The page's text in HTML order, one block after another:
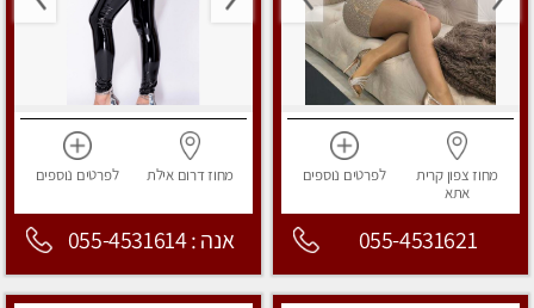
מחוז צפוןקרית
אתא
לפרטים נוספים
055-4531621
מחוז דרוםאילת לפרטים נוספים
אנה : 055-4531614